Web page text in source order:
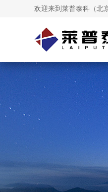
欢迎来到莱普泰科（北